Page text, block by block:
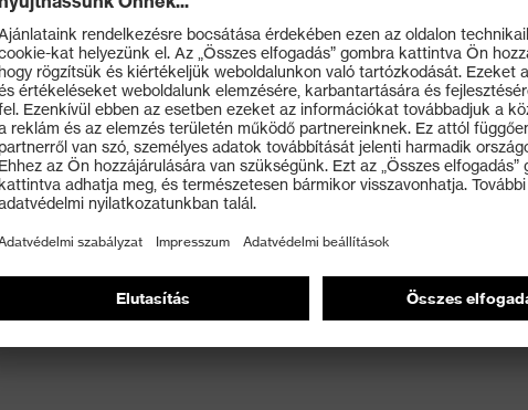
nyújtható rugalmas anyagnak köszönhetően
kőműves stb.)